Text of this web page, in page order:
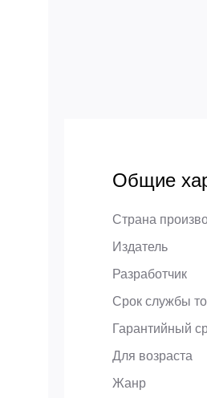
Общие
Страна
Издатель
Разработчик
Срок службы
Гарантийный
Для возраста
Жанр